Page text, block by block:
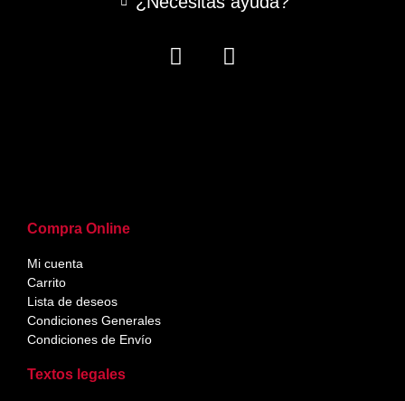
Compra Online
Mi cuenta
Carrito
Lista de deseos
Condiciones Generales
Condiciones de Envío
Textos legales